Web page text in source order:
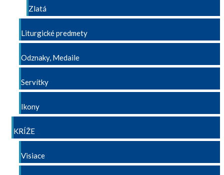
Zlatá
Liturgické predmety
Odznaky, Medaile
Servítky
Ikony
KRÍŽE
Visiace